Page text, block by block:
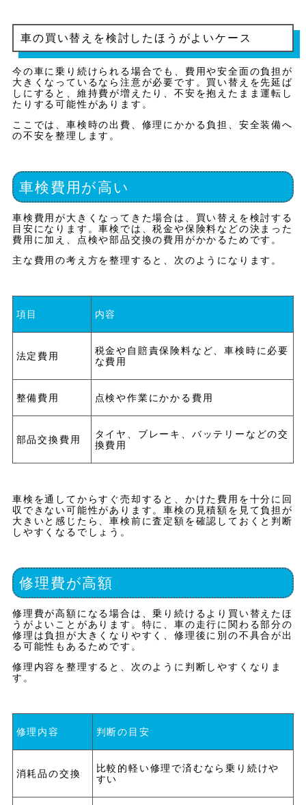
車の買い替えを検討したほうがよいケース
今の車に乗り続けられる場合でも、費用や安全面の負担が
大きくなっているなら注意が必要です。買い替えを先延ば
しにすると、維持費が増えたり、不安を抱えたまま運転し
たりする可能性があります。
ここでは、車検時の出費、修理にかかる負担、安全装備へ
の不安を整理します。
車検費用が高い
車検費用が大きくなってきた場合は、買い替えを検討する
目安になります。車検では、税金や保険料などの決まった
費用に加え、点検や部品交換の費用がかかるためです。
主な費用の考え方を整理すると、次のようになります。
項目 内容
法定費用
税金や自賠責保険料など、車検時に必要
な費用
整備費用 点検や作業にかかる費用
部品交換費用
タイヤ、ブレーキ、バッテリーなどの交
換費用
車検を通してからすぐ売却すると、かけた費用を十分に回
収できない可能性があります。車検の見積額を見て負担が
大きいと感じたら、車検前に査定額を確認しておくと判断
しやすくなるでしょう。
修理費が高額
修理費が高額になる場合は、乗り続けるより買い替えたほ
うがよいことがあります。特に、車の走行に関わる部分の
修理は負担が大きくなりやすく、修理後に別の不具合が出
る可能性もあるためです。
修理内容を整理すると、次のように判断しやすくなりま
す。
修理内容 判断の目安
消耗品の交換
比較的軽い修理で済むなら乗り続けや
すい